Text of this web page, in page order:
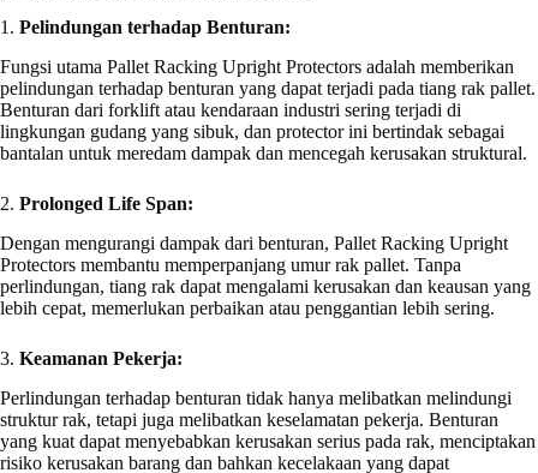
1. Pelindungan terhadap Benturan:
Fungsi utama Pallet Racking Upright Protectors adalah memberikan
pelindungan terhadap benturan yang dapat terjadi pada tiang rak pallet.
Benturan dari forklift atau kendaraan industri sering terjadi di
lingkungan gudang yang sibuk, dan protector ini bertindak sebagai
bantalan untuk meredam dampak dan mencegah kerusakan struktural.
2. Prolonged Life Span:
Dengan mengurangi dampak dari benturan, Pallet Racking Upright
Protectors membantu memperpanjang umur rak pallet. Tanpa
perlindungan, tiang rak dapat mengalami kerusakan dan keausan yang
lebih cepat, memerlukan perbaikan atau penggantian lebih sering.
3. Keamanan Pekerja:
Perlindungan terhadap benturan tidak hanya melibatkan melindungi
struktur rak, tetapi juga melibatkan keselamatan pekerja. Benturan
yang kuat dapat menyebabkan kerusakan serius pada rak, menciptakan
risiko kerusakan barang dan bahkan kecelakaan yang dapat